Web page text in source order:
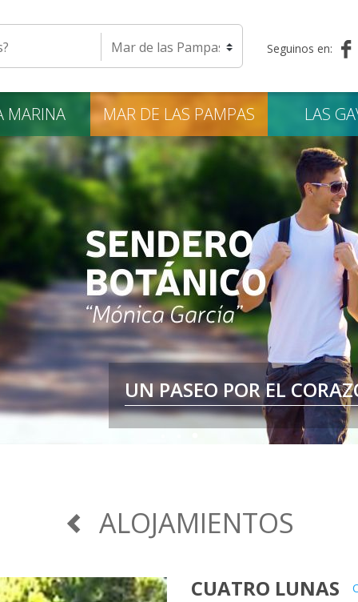
Seleccione una localidad
Seguinos en:
POR
UN PASEO POR EL
MARINA MAR DE LAS PAMPAS LAS
ALOJAMIENTOS
CUATRO LUNAS